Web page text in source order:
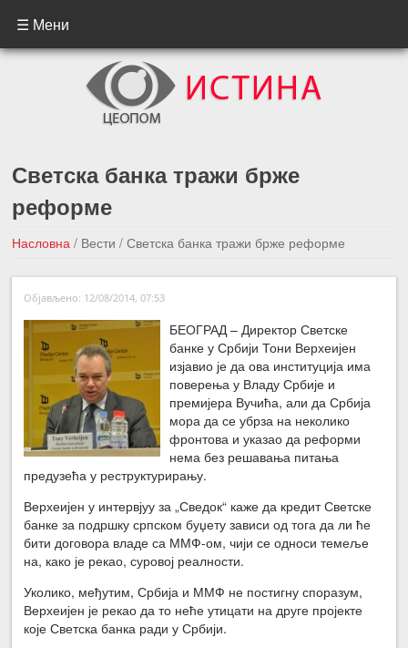
☰ Мени
Светска банка тражи брже
реформе
Насловна / Вести/ Светска банка тражи брже реформе
←Претходна вест
Следећа вест →
Објављено: 12/08/2014, 07:53
БЕОГРАД – Директор Светске
банке у Србији Тони Верхеијен
изјавио је да ова институција има
поверења у Владу Србије и
премијера Вучића, али да Србија
мора да се убрза на неколико
фронтова и указао да реформи
нема без решавања питања
предузећа у реструктурирању.
Верхеијен у интервјуу за „Сведок“ каже да кредит Светске
банке за подршку српском буџету зависи од тога да ли ће
бити договора владе са ММФ-ом, чији се односи темеље
на, како је рекао, суровој реалности.
Уколико, међутим, Србија и ММФ не постигну споразум,
Верхеијен је рекао да то неће утицати на друге пројекте
које Светска банка ради у Србији.